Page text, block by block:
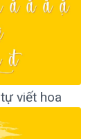
viết hoa